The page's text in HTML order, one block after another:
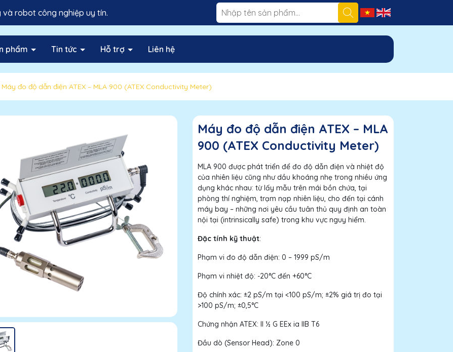
robot công nghiệp uy tín.
phẩm Tin tức Hỗ trợ Liên hệ
Máy đo độ dẫn điện ATEX – MLA 900 (ATEX Conductivity Meter)
Máy đo độ dẫn điện ATEX – MLA
900 (ATEX Conductivity Meter)
MLA 900 được phát triển để đo độ dẫn điện và nhiệt độ
của nhiên liệu cũng như dầu khoáng nhẹ trong nhiều ứng
dụng khác nhau: từ lấy mẫu trên mái bồn chứa, tại
phòng thí nghiệm, trạm nạp nhiên liệu, cho đến tại cánh
máy bay – những nơi yêu cầu tuân thủ quy định an toàn
nội tại (intrinsically safe) trong khu vực nguy hiểm.
Đặc tính kỹ thuật:
Phạm vi đo độ dẫn điện: 0 – 1999 pS/m
Phạm vi nhiệt độ: -20°C đến +60°C
Độ chính xác: ±2 pS/m tại <100 pS/m; ±2% giá trị đo tại
>100 pS/m; ±0,5°C
Chứng nhận ATEX: II ½ G EEx ia IIB T6
Đầu dò (Sensor Head): Zone 0